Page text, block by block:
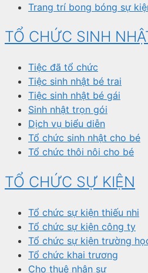
Trang trí bong bóng sự
TỔ CHỨC SINH
Tiệc đã tổ chức
Tiệc sinh nhật bé trai
Tiệc sinh nhật bé gái
Sinh nhật trọn gói
Dịch vụ biểu diễn
Tổ chức sinh nhật cho bé
Tổ chức thôi nôi cho bé
TỔ CHỨC SỰ KIỆN
Tổ chức sự kiện thiếu nhi
Tổ chức sự kiện công ty
Tổ chức sự kiện trường
Tổ chức khai trương
Cho thuê nhân sự